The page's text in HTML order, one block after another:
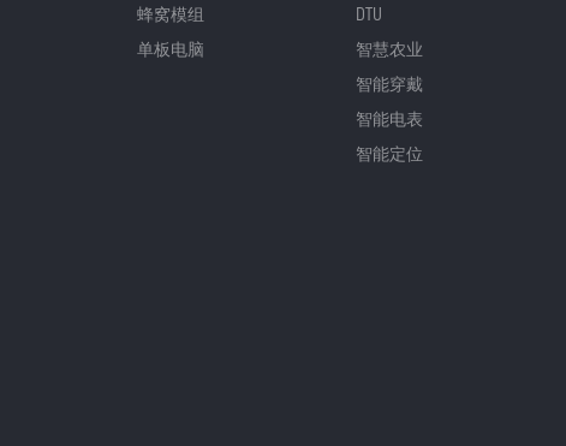
蜂窝模组
单板电脑
DTU
智慧农业
智能穿戴
智能电表
智能定位